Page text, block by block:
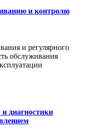
и контролю
и регулярного
обслуживания
диагностики